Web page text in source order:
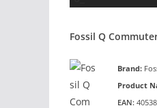
Fossil Q
Brand:
Product
EAN: